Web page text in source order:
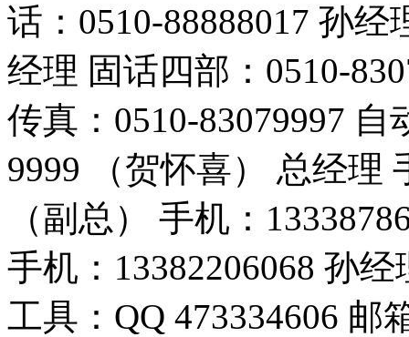
话：0510-88888017 孙经
经理 固话四部：0510-
传真：0510-83079997
9999 （贺怀喜） 总经理
（副总） 手机：
手机：13382206068 孙
工具：QQ 473334606 邮